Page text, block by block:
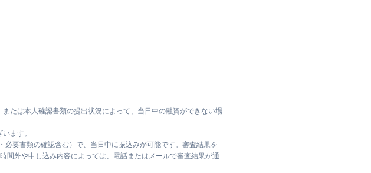
たは本人確認書類の提出状況によって、当日中の融資ができない場
ます。
要書類の確認含む）で、当日中に振込みが可能です。審査結果を
外や申し込み内容によっては、電話またはメールで審査結果が通